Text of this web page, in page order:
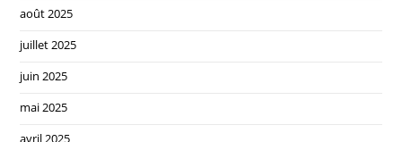
août 2025
juillet 2025
juin 2025
mai 2025
avril 2025